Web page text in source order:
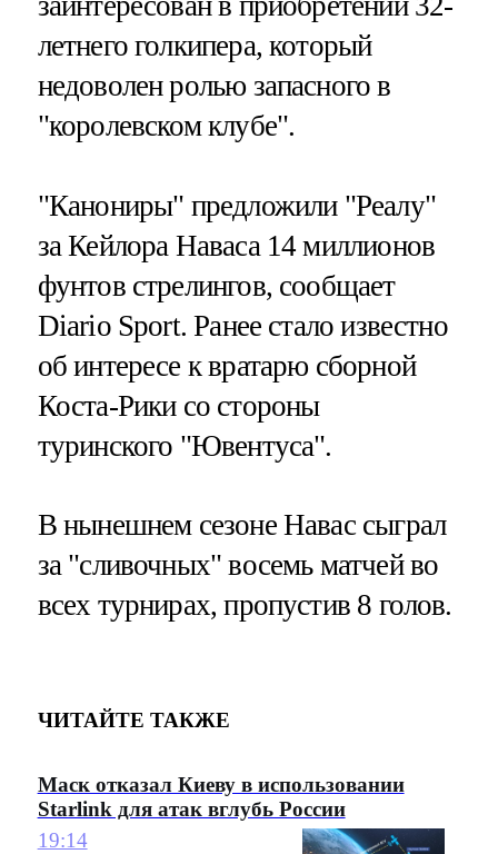
летнего голкипера, который
недоволен ролью запасного в
"королевском клубе".
"Канониры" предложили "Реалу"
за Кейлора Наваса 14 миллионов
фунтов стрелингов, сообщает
Diario Sport. Ранее стало известно
об интересе к вратарю сборной
Коста-Рики со стороны
туринского "Ювентуса".
В нынешнем сезоне Навас сыграл
за "сливочных" восемь матчей во
всех турнирах, пропустив 8 голов.
ЧИТАЙТЕ ТАКЖЕ
Маск отказал Киеву в использовании
Starlink для атак вглубь России
19:14